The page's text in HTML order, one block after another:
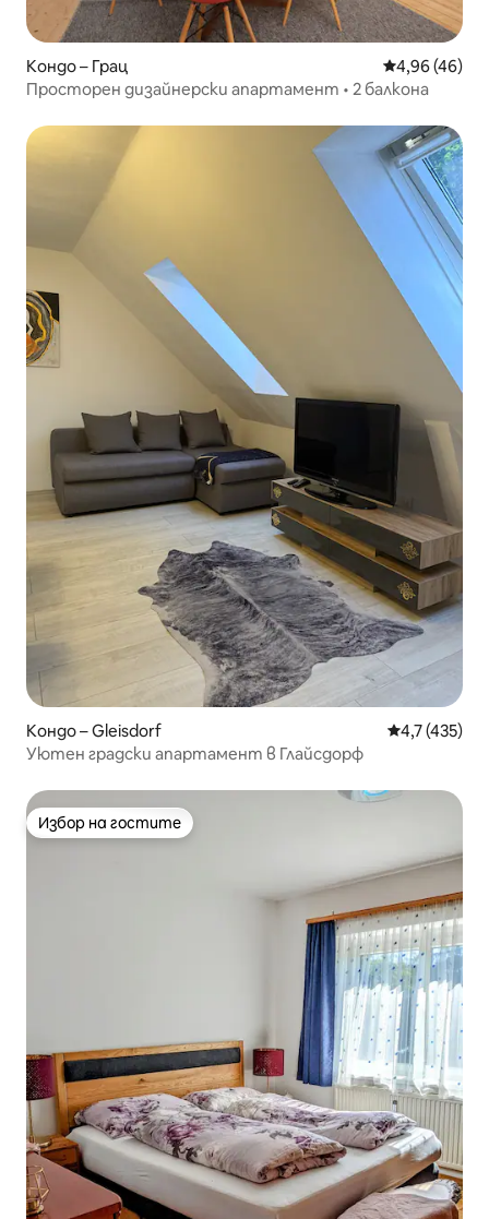
Кондо – Грац Средна
4,96 (46)
Просторен дизайнерски апартамент • 2 балкона
Кондо – Gleisdorf Средна
4,7 (435)
Уютен градски апартамент в Глайсдорф
Избор на гостите
Избор на гостите